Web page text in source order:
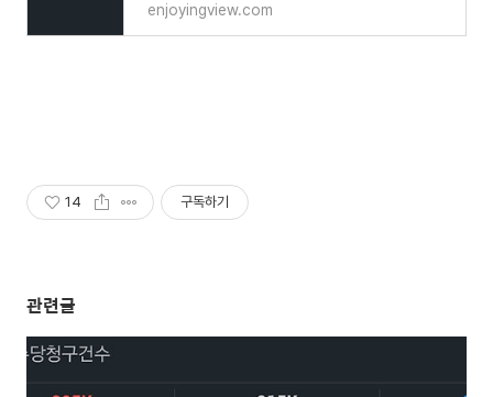
enjoyingview.com
14 구독하기
관련글